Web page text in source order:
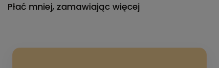
Płać mniej, zamawiając więcej